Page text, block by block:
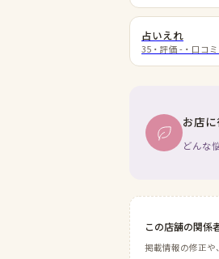
占いえれ
35 ・評価 - ・口コミ
お店
どんな
この店舗の関係
掲載情報の修正や